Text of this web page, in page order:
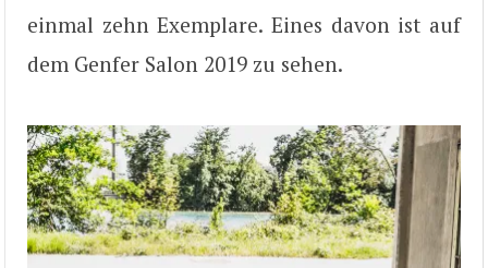
einmal zehn Exemplare. Eines davon ist auf
dem Genfer Salon 2019 zu sehen.